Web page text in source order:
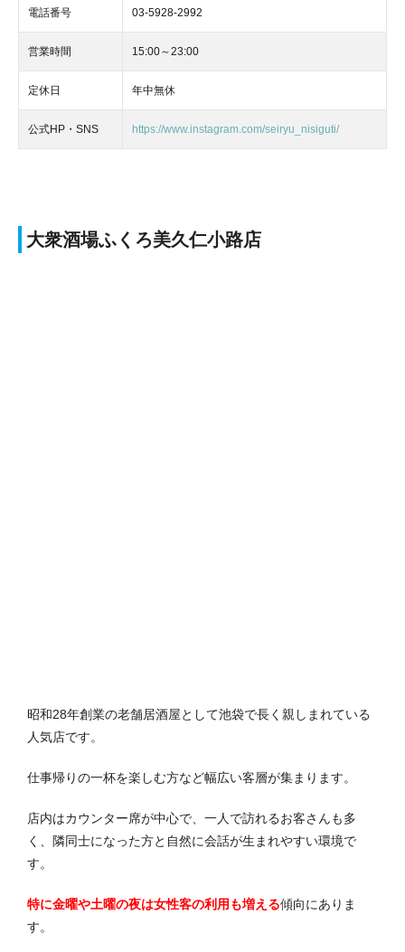
電話番号 03-5928-2992
営業時間 15:00～23:00
定休日 年中無休
公式HP・SNS https://www.instagram.com/seiryu_nisiguti/
大衆酒場ふくろ美久仁小路店
昭和28年創業の老舗居酒屋として池袋で長く親しまれている
人気店です。
仕事帰りの一杯を楽しむ方など幅広い客層が集まります。
店内はカウンター席が中心で、一人で訪れるお客さんも多
く、隣同士になった方と自然に会話が生まれやすい環境で
す。
特に金曜や土曜の夜は女性客の利用も増える傾向にありま
す。